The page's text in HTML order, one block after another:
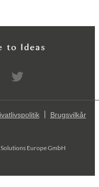
Brugsvilkår
Europe GmbH